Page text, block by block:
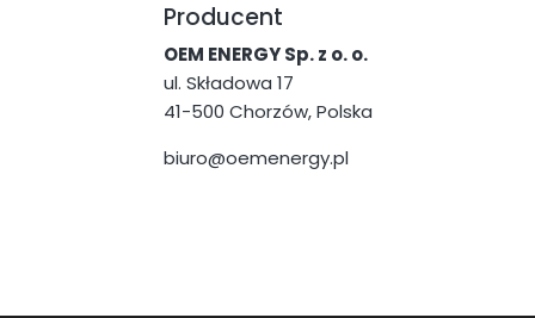
Producent
OEM ENERGY Sp. z o. o.
ul. Składowa 17
41-500 Chorzów, Polska
biuro@oemenergy.pl